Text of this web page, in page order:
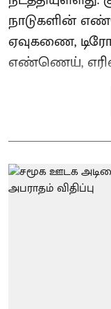
நாடுகளின்
ஏவுகணை,
எண்ணெய்,